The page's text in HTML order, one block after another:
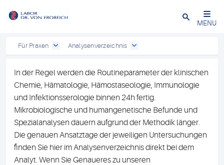
Close
MENU
Für Praxen Analysenverzeichnis
In der Regel werden die Routineparameter der klinischen
Chemie, Hämatologie, Hämostaseologie, Immunologie
und Infektionsserologie binnen 24h fertig.
Mikrobiologische und humangenetische Befunde und
Spezialanalysen dauern aufgrund der Methodik länger.
Die genauen Ansatztage der jeweiligen Untersuchungen
finden Sie hier im Analysenverzeichnis direkt bei dem
Analyt. Wenn Sie Genaueres zu unseren